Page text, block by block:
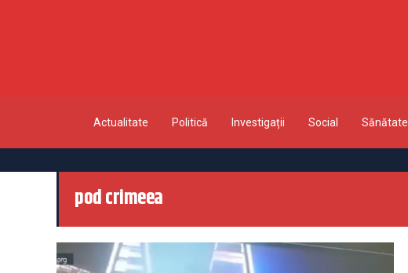
Actualitate Politică Investigații Social Sănătate
pod crimeea